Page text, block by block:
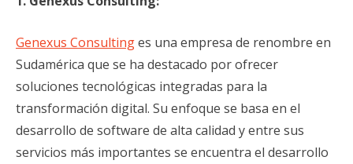
Genexus Consultinges una empresa de renombre en
Sudamérica que se ha destacado por ofrecer
soluciones tecnológicas integradas para la
transformación digital. Su enfoque se basa en el
desarrollo de software de alta calidad y entre sus
servicios más importantes se encuentra el desarrollo